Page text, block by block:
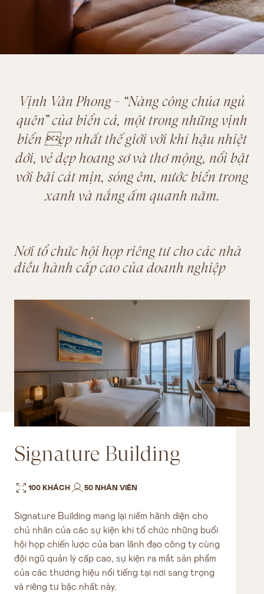
Vịnh Vân Phong - “Nàng công chúa ngủ
quên” của biển cả, một trong những vịnh
biển ẹp nhất thế giới với khí hậu nhiệt
đới, vẻ đẹp hoang sơ và thơ mộng, nổi bật
với bãi cát mịn, sóng êm, nước biển trong
xanh và nắng ấm quanh năm.
Nơi tổ chức hội họp riêng tư cho các nhà
điều hành cấp cao của doanh nghiệp
Signature Building
100 KHÁCH 50 NHÂN VIÊN
Signature Building mang lại niềm hãnh diện cho
chủ nhân của các sự kiện khi tổ chức những buổi
hội họp chiến lược của ban lãnh đạo công ty cùng
đội ngũ quản lý cấp cao, sự kiện ra mắt sản phẩm
của các thương hiệu nổi tiếng tại nơi sang trọng
và riêng tư bậc nhất này.